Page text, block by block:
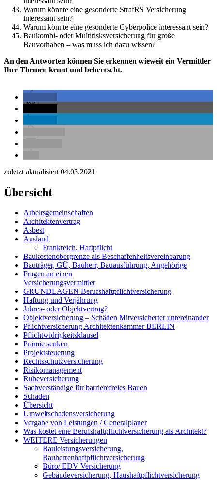
Warum könnte eine gesonderte StrafRS Versicherung
interessant sein?
Warum könnte eine gesonderte Cyberpolice interessant sein?
Baukombi- oder Multirisksversicherung für große
Bauvorhaben – was muss ich dazu wissen?
An den Antworten können Sie erkennen wieweit ein Vermittler
Ihre Themen kennt und beherrscht.
zuletzt aktualisiert 04.03.2021
Übersicht
Arbeitsgemeinschaften
Architektenvertrag
Asbest
Ausland
Frankreich, Haftpflicht
Baukostenobergrenze als Beschaffenheitsvereinbarung
Bauträger, GÜ, Bauherr, Bauausführung, Angehörige
Fragen an einen
Versicherungsvermittler
GRUNDLAGEN Berufshaftpflichtversicherung
Haftung und Verjährung
Jahres- oder Objektvertrag?
Objektversicherung – Schäden Mitversicherter untereinander
Pflichtversicherung Architektenkammer BERLIN
Pflichtwidrigkeitsklausel
Prämie senken
Projektsteuerung
Rechtsschutzversicherung
Risikomanagement
Ruheversicherung
Sachverständige für barrierefreies Bauen
Schaden
Übersicht
Umweltschadensversicherung
Vergabe von Leistungen / Generalplaner
Was kostet eine Berufshaftpflichtversicherung als Architekt?
WEITERE Versicherungen
Bauleistungsversicherung,
Bauherrenhaftpflichtversicherung
Büro/ EDV Versicherung
Gebäudeversicherung, Haushaftpflicht­versicherung